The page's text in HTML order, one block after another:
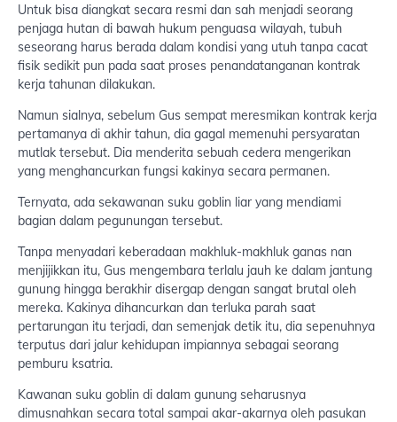
Untuk bisa diangkat secara resmi dan sah menjadi seorang
penjaga hutan di bawah hukum penguasa wilayah, tubuh
seseorang harus berada dalam kondisi yang utuh tanpa cacat
fisik sedikit pun pada saat proses penandatanganan kontrak
kerja tahunan dilakukan.
Namun sialnya, sebelum Gus sempat meresmikan kontrak kerja
pertamanya di akhir tahun, dia gagal memenuhi persyaratan
mutlak tersebut. Dia menderita sebuah cedera mengerikan
yang menghancurkan fungsi kakinya secara permanen.
Ternyata, ada sekawanan suku goblin liar yang mendiami
bagian dalam pegunungan tersebut.
Tanpa menyadari keberadaan makhluk-makhluk ganas nan
menjijikkan itu, Gus mengembara terlalu jauh ke dalam jantung
gunung hingga berakhir disergap dengan sangat brutal oleh
mereka. Kakinya dihancurkan dan terluka parah saat
pertarungan itu terjadi, dan semenjak detik itu, dia sepenuhnya
terputus dari jalur kehidupan impiannya sebagai seorang
pemburu ksatria.
Kawanan suku goblin di dalam gunung seharusnya
dimusnahkan secara total sampai akar-akarnya oleh pasukan